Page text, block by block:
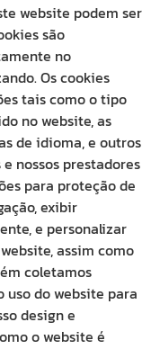
website podem ser
são
no
Os cookies
tais como o tipo
no website, as
de idioma, e outros
nossos prestadores
para proteção de
exibir
e personalizar
assim como
coletamos
do website para
design e
o website é